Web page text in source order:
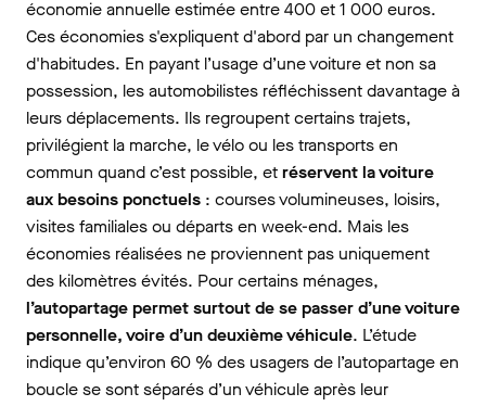
économie annuelle estimée entre 400 et 1 000 euros.
Ces économies s'expliquent d'abord par un changement
d'habitudes. En payant l’usage d’une voiture et non sa
possession, les automobilistes réfléchissent davantage à
leurs déplacements. Ils regroupent certains trajets,
privilégient la marche, le vélo ou les transports en
commun quand c’est possible, etréservent la voiture
aux besoins ponctuels : courses volumineuses, loisirs,
visites familiales ou départs en week-end. Mais les
économies réalisées ne proviennent pas uniquement
des kilomètres évités. Pour certains ménages,
l’autopartage permet surtout de se passer d’une voiture
personnelle, voire d’un deuxième véhicule. L’étude
indique qu’environ 60 % des usagers de l’autopartage en
boucle se sont séparés d’un véhicule après leur